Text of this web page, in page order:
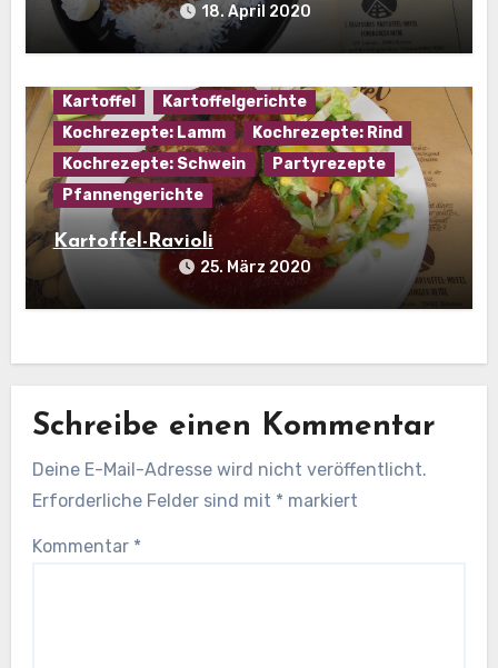
18. April 2020
Kartoffel
Kartoffelgerichte
Kochrezepte: Lamm
Kochrezepte: Rind
Kochrezepte: Schwein
Partyrezepte
Pfannengerichte
Kartoffel-Ravioli
25. März 2020
Schreibe einen Kommentar
Deine E-Mail-Adresse wird nicht veröffentlicht.
Erforderliche Felder sind mit * markiert
Kommentar *